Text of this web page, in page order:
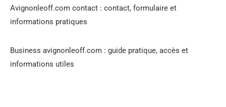
Avignonleoff.com contact : contact, formulaire et
informations pratiques
Business avignonleoff.com : guide pratique, accès et
informations utiles